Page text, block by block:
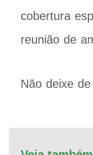
cobertura
reunião de
Não deixe